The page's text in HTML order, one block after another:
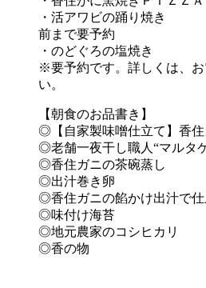
・活アワビの踊り焼き
前まで要予約
・のどぐろの塩焼き
※要予約です。詳しくは、
い。
【朝食のお品書き】
◎【自家製味噌仕立て】香
◎老舗一夜干し職人“マルタ
◎香住ガニの茶碗蒸し
◎出汁巻き卵
◎香住ガニの餡かけ出汁で
◎味付け海苔
◎地元農家のコシヒカリ
◎香の物